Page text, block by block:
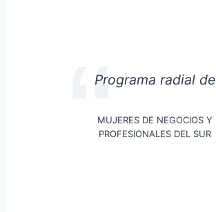
Programa radial de
MUJERES DE NEGOCIOS Y
PROFESIONALES DEL SUR